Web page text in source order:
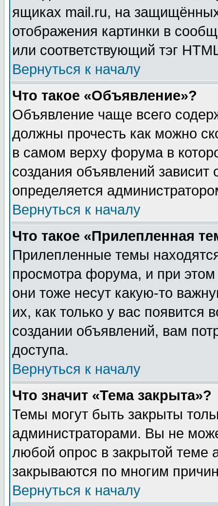
ящиках mail.ru, на
отображения картинки в
или соответствующий тэг
Вернуться к началу
Что такое «Объявление»?
Объявление чаще всего
должны прочесть как можно
в самом верху форума в
создания объявлений зависит
определяется
Вернуться к началу
Что такое «Прилепленная
Прилепленные темы
просмотра форума, и при
они тоже несут какую-то
их, как только у вас появится
создании объявлений, вам
доступа.
Вернуться к началу
Что значит «Тема закрыта»?
Темы могут быть закрыты
администраторами. Вы не
любой опрос в закрытой теме
закрываются по многим
Вернуться к началу